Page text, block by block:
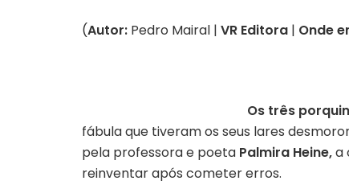
(Autor: Pedro Mairal | VR Editora | Onde
Os três
fábula que tiveram os seus lares
pela professora e poeta Palmira Heine,a
reinventar após cometer erros.